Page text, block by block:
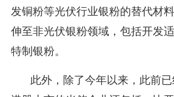
发铜粉等光伏行业银粉的替代材
伸至非光伏银粉领域，包括开发
特制银粉。
此外，除了今年以来，此前